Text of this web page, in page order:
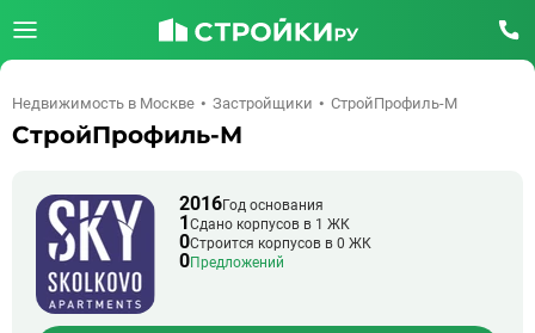
Недвижимость в Москве Застройщики СтройПрофиль-М
СтройПрофиль-М
2016Год основания
1Сдано корпусов в 1 ЖК
0Строится корпусов в 0 ЖК
0Предложений